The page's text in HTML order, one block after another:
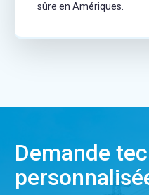
sûre en Amériques.
Demande